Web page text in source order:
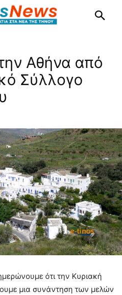
Αθήνα από
Σύλλογο
ότι την Κυριακή
μια συνάντηση των μελών